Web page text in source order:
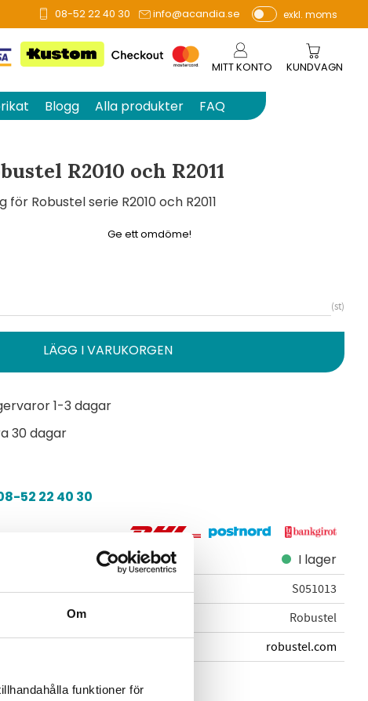
Om
funktioner för
08-52 22 40 30 info@acandia.se
P
e
r
vi
exkl. moms
MITT KONTO KUNDVAGN
Blogg Alla produkter FAQ
R2010 och R2011
Robustel serie R2010 och R2011
st
1-3 dagar
30 dagar
52 22 40 30
I lager
S051013
Robustel
robustel.com
Ge ett omdöme!
på 0 betyg.